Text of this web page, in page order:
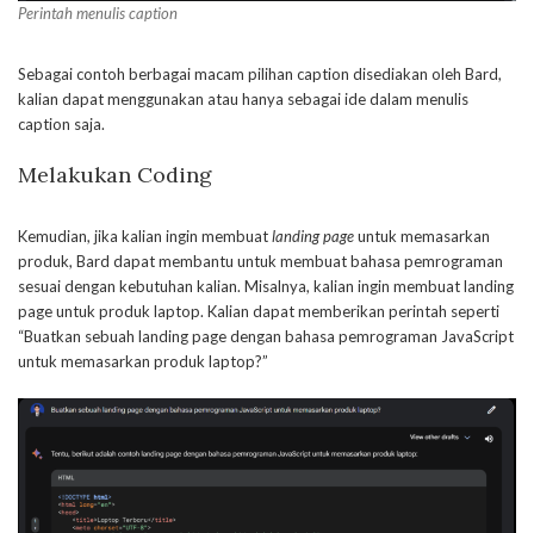
Perintah menulis caption
Sebagai contoh berbagai macam pilihan caption disediakan oleh Bard,
kalian dapat menggunakan atau hanya sebagai ide dalam menulis
caption saja.
Melakukan Coding
Kemudian, jika kalian ingin membuatlanding pageuntuk memasarkan
produk, Bard dapat membantu untuk membuat bahasa pemrograman
sesuai dengan kebutuhan kalian. Misalnya, kalian ingin membuat landing
page untuk produk laptop. Kalian dapat memberikan perintah seperti
“Buatkan sebuah landing page dengan bahasa pemrograman JavaScript
untuk memasarkan produk laptop?”